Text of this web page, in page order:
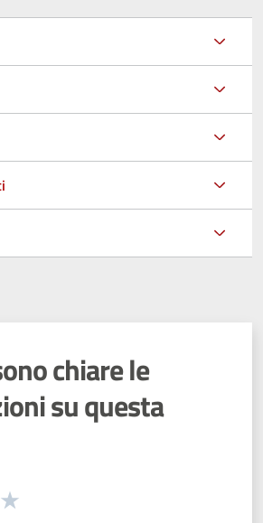
chiare le
su questa
valutazione da 1 a 5 stelle